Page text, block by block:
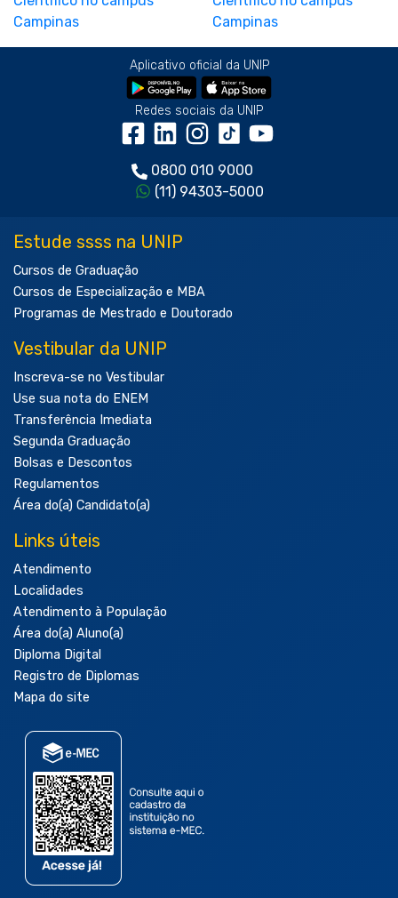
Aplicativo oficial da UNIP
Redes sociais da UNIP
0800 010 9000
(11) 94303-5000
Estude ssss na UNIP
Cursos de Graduação
Cursos de Especialização e MBA
Programas de Mestrado e Doutorado
Vestibular da UNIP
Inscreva-se no Vestibular
Use sua nota do ENEM
Transferência Imediata
Segunda Graduação
Bolsas e Descontos
Regulamentos
Área do(a) Candidato(a)
Links úteis
Atendimento
Localidades
Atendimento à População
Área do(a) Aluno(a)
Diploma Digital
Registro de Diplomas
Mapa do site